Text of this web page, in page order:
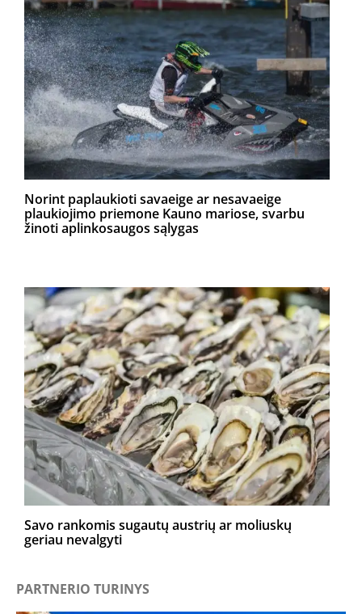
Norint paplaukioti savaeige ar nesavaeige
plaukiojimo priemone Kauno mariose, svarbu
žinoti aplinkosaugos sąlygas
Savo rankomis sugautų austrių ar moliuskų
geriau nevalgyti
PARTNERIO TURINYS